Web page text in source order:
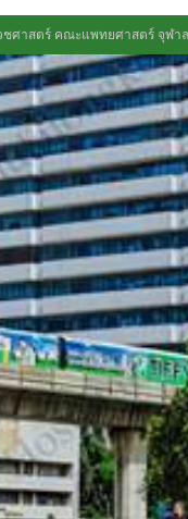
ชศาสตร์ คณะแพทยศาสตร์ จุฬา